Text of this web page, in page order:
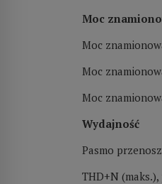
Moc
Moc
Moc
Moc
Wydajność
Pasmo
THD+N